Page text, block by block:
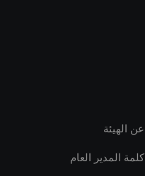
عن الهيئة
كلمة المدير العام